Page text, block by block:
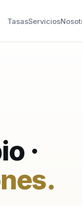
TasasServicios
·
.